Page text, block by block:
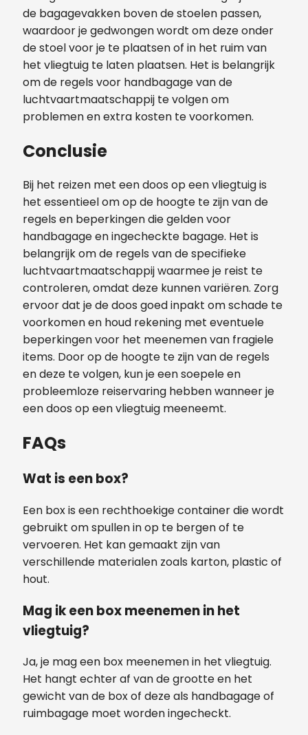
de bagagevakken boven de stoelen passen,
waardoor je gedwongen wordt om deze onder
de stoel voor je te plaatsen of in het ruim van
het vliegtuig te laten plaatsen. Het is belangrijk
om de regels voor handbagage van de
luchtvaartmaatschappij te volgen om
problemen en extra kosten te voorkomen.
Conclusie
Bij het reizen met een doos op een vliegtuig is
het essentieel om op de hoogte te zijn van de
regels en beperkingen die gelden voor
handbagage en ingecheckte bagage. Het is
belangrijk om de regels van de specifieke
luchtvaartmaatschappij waarmee je reist te
controleren, omdat deze kunnen variëren. Zorg
ervoor dat je de doos goed inpakt om schade te
voorkomen en houd rekening met eventuele
beperkingen voor het meenemen van fragiele
items. Door op de hoogte te zijn van de regels
en deze te volgen, kun je een soepele en
probleemloze reiservaring hebben wanneer je
een doos op een vliegtuig meeneemt.
FAQs
Wat is een box?
Een box is een rechthoekige container die wordt
gebruikt om spullen in op te bergen of te
vervoeren. Het kan gemaakt zijn van
verschillende materialen zoals karton, plastic of
hout.
Mag ik een box meenemen in het
vliegtuig?
Ja, je mag een box meenemen in het vliegtuig.
Het hangt echter af van de grootte en het
gewicht van de box of deze als handbagage of
ruimbagage moet worden ingecheckt.